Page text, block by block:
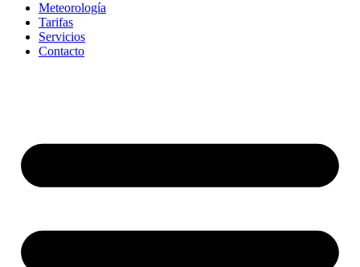
Meteorología
Tarifas
Servicios
Contacto